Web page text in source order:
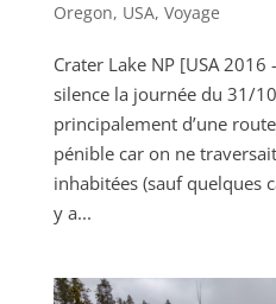
Oregon, USA, Voyage
Crater Lake NP [USA
silence la journée du 31/
principalement d’une
pénible car on ne
inhabitées (sauf quelques
y a...